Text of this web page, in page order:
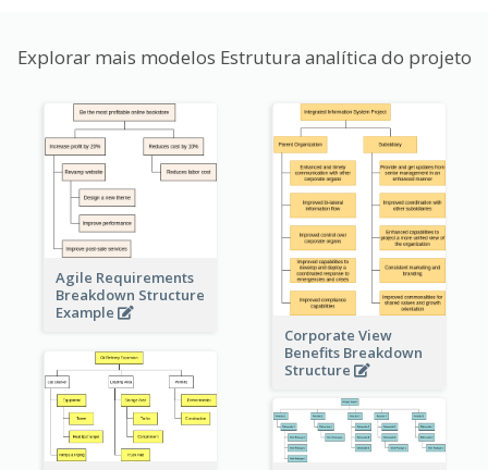
Explorar mais modelos Estrutura analítica do projeto
Agile Requirements
Breakdown Structure
Example
Corporate View
Benefits Breakdown
Structure